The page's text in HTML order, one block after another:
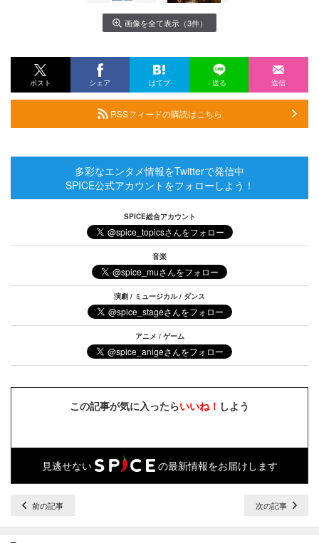
画像を全て表示（3件）
ポスト シェア はてブ 送る 送信
RSSフィードの購読はこちら
多彩なエンタメ情報をTwitterで発信中
SPICE公式アカウントをフォローしよう！
SPICE総合アカウント
音楽
演劇 / ミュージカル / ダンス
アニメ / ゲーム
この記事が気に入ったらいいね！ しよう
見逃せない の最新情報をお届けします
前の記事 次の記事